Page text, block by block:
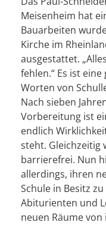
Meisenheim hat
Bauarbeiten
Kirche im
ausgestattet.
fehlen.“ Es ist
Worten von
Nach sieben
Vorbereitung ist
endlich
steht. Gleichzeitig
barrierefrei. Nun
allerdings, ihren
Schule in Besitz
Abiturienten und
neuen Räume